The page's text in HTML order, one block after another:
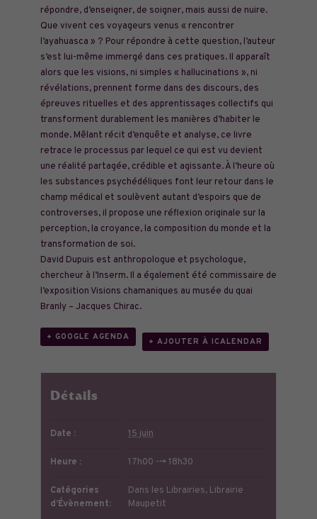
répondre, d’enseigner, de soigner, mais aussi de nuire.
Que vivent ces voyageurs venus « rencontrer
l’ayahuasca » ? Pour répondre à cette question, l’auteur
s’est lui-même immergé dans ces pratiques. Il apparaît
alors que les visions, ni simples « hallucinations », ni
révélations, prennent forme dans des discours, des
épreuves rituelles et des apprentissages collectifs qui
transforment durablement les manières d’habiter le
monde. Mêlant récit d’enquête et analyse, ce livre
retrace le processus par lequel ce qui est vu devient
une réalité partagée, crédible et agissante. À l’heure où
les substances psychédéliques font leur retour dans le
champ médical et soulèvent autant d’espoirs que de
controverses, il propose une réflexion originale sur la
perception, la croyance, la composition du monde et la
transformation de soi.
David Dupuis est anthropologue et psychologue,
chercheur à l’Inserm. Il a également été commissaire de
l’exposition Visions chamaniques au musée du quai
Branly – Jacques Chirac.
+ GOOGLE AGENDA
+ AJOUTER À ICALENDAR
Détails
Date : 15 juin
Heure : 17h00 --> 18h30
Catégories
d’Évènement:
Dans les Librairies, Librairie
Maupetit